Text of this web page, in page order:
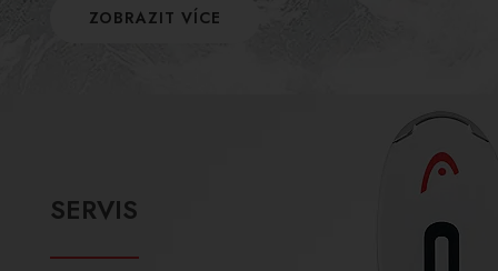
ZOBRAZIT VÍCE
SERVIS